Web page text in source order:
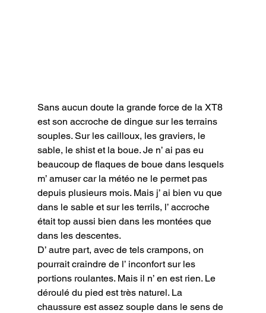
Sans aucun doute la grande force de la XT8
est son accroche de dingue sur les terrains
souples. Sur les cailloux, les graviers, le
sable, le shist et la boue. Je n’ ai pas eu
beaucoup de flaques de boue dans lesquels
m’ amuser car la météo ne le permet pas
depuis plusieurs mois. Mais j’ ai bien vu que
dans le sable et sur les terrils, l’ accroche
était top aussi bien dans les montées que
dans les descentes.
D’ autre part, avec de tels crampons, on
pourrait craindre de l’ inconfort sur les
portions roulantes. Mais il n’ en est rien. Le
déroulé du pied est très naturel. La
chaussure est assez souple dans le sens de